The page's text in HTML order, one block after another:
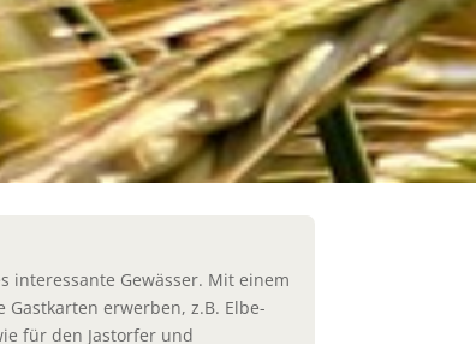
interessante Gewässer. Mit einem
erwerben, z.B. Elbe-
für den Jastorfer und